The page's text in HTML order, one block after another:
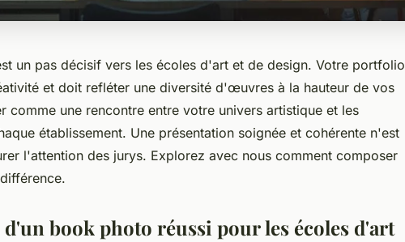
un pas décisif vers les écoles d'art et de design. Votre portfolio
et doit refléter une diversité d'œuvres à la hauteur de vos
comme une rencontre entre votre univers artistique et les
établissement. Une présentation soignée et cohérente n'est
l'attention des jurys. Explorez avec nous comment composer
d'un book photo réussi pour les écoles d'art